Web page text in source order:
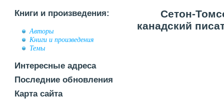
Книги и произведения:
Авторы
Книги и произведения
Темы
Интересные адреса
Последние обновления
Карта сайта
Сетон-
канадский